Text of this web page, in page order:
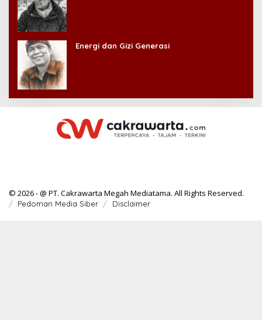
Energi dan Gizi Generasi
© 2026 - @ PT. Cakrawarta Megah Mediatama. All Rights Reserved.
Pedoman Media Siber Disclaimer